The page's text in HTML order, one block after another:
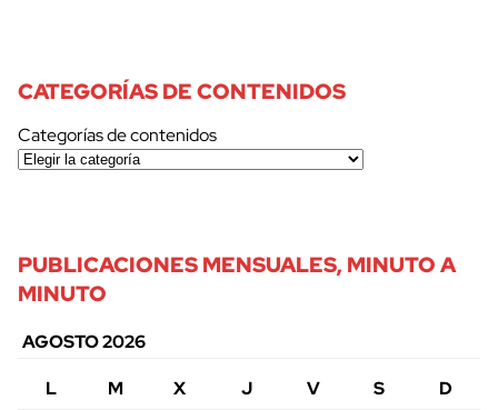
CATEGORÍAS DE CONTENIDOS
Categorías de contenidos
PUBLICACIONES MENSUALES, MINUTO A
MINUTO
AGOSTO 2026
L
M X J V S D